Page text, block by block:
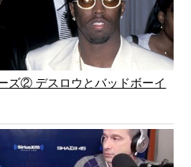
ズ② デスロウとバッドボーイ